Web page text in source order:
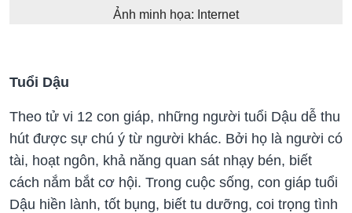
Ảnh minh họa: Internet
Tuổi Dậu
Theo tử vi 12 con giáp, những người tuổi Dậu dễ thu
hút được sự chú ý từ người khác. Bởi họ là người có
tài, hoạt ngôn, khả năng quan sát nhạy bén, biết
cách nắm bắt cơ hội. Trong cuộc sống, con giáp tuổi
Dậu hiền lành, tốt bụng, biết tu dưỡng, coi trọng tình